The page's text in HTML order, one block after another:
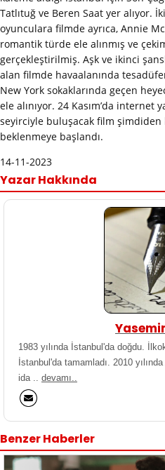
Tatlıtuğ ve Beren Saat yer alıyor.
oyunculara filmde ayrıca, Annie
romantik türde ele alınmış ve
gerçekleştirilmiş. Aşk ve ikinci
alan filmde havaalanında
New York sokaklarında geçen
ele alınıyor. 24 Kasım’da internet
seyirciyle buluşacak film şimdiden
beklenmeye başlandı.
14-11-2023
Yazar Hakkında
1983 yılında İstanbul'da doğdu.
İstanbul'da tamamladı. 2010
ida .. devamı..
Benzer Haberler